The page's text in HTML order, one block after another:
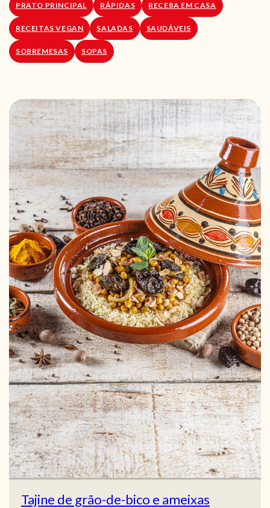
PRATO PRINCIPAL RÁPIDAS RECEBA EM CASA
RECEITAS VEGAN SALADAS SAUDÁVEIS
SOBREMESAS SOPAS
Tajine de grão-de-bico e ameixas